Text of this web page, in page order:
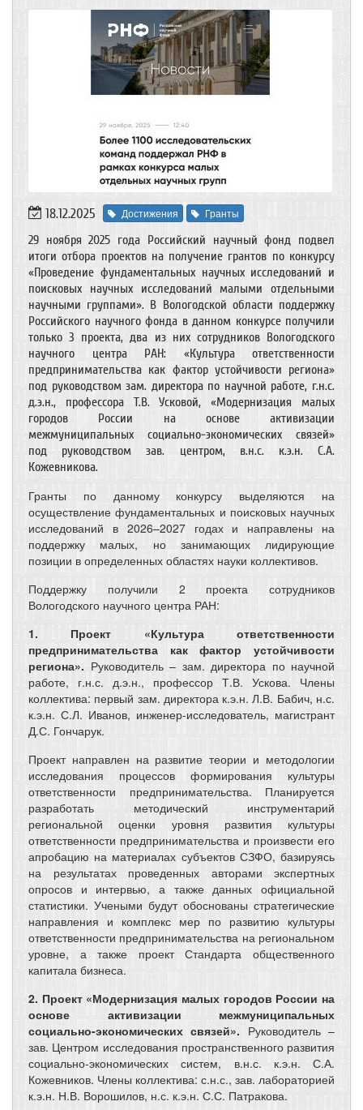
18.12.2025 Достижения Гранты
29 ноября 2025 года Российский научный фонд подвел
итоги отбора проектов на получение грантов по конкурсу
«Проведение фундаментальных научных исследований и
поисковых научных исследований малыми отдельными
научными группами». В Вологодской области поддержку
Российского научного фонда в данном конкурсе получили
только 3 проекта, два из них сотрудников Вологодского
научного центра РАН: «Культура ответственности
предпринимательства как фактор устойчивости региона»
под руководством зам. директора по научной работе, г.н.с.
д.э.н., профессора Т.В. Усковой, «Модернизация малых
городов России на основе активизации
межмуниципальных социально-экономических связей»
под руководством зав. центром, в.н.с. к.э.н. С.А.
Кожевникова.
Гранты по данному конкурсу выделяются на
осуществление фундаментальных и поисковых научных
исследований в 2026–2027 годах и направлены на
поддержку малых, но занимающих лидирующие
позиции в определенных областях науки коллективов.
Поддержку получили 2 проекта сотрудников
Вологодского научного центра РАН:
1. Проект «Культура ответственности
предпринимательства как фактор устойчивости
региона». Руководитель – зам. директора по научной
работе, г.н.с. д.э.н., профессор Т.В. Ускова. Члены
коллектива: первый зам. директора к.э.н. Л.В. Бабич, н.с.
к.э.н. С.Л. Иванов, инженер-исследователь, магистрант
Д.С. Гончарук.
Проект направлен на развитие теории и методологии
исследования процессов формирования культуры
ответственности предпринимательства. Планируется
разработать методический инструментарий
региональной оценки уровня развития культуры
ответственности предпринимательства и произвести его
апробацию на материалах субъектов СЗФО, базируясь
на результатах проведенных авторами экспертных
опросов и интервью, а также данных официальной
статистики. Учеными будут обоснованы стратегические
направления и комплекс мер по развитию культуры
ответственности предпринимательства на региональном
уровне, а также проект Стандарта общественного
капитала бизнеса.
2. Проект «Модернизация малых городов России на
основе активизации межмуниципальных
социально-экономических связей». Руководитель –
зав. Центром исследования пространственного развития
социально-экономических систем, в.н.с. к.э.н. С.А.
Кожевников. Члены коллектива: с.н.с., зав. лабораторией
к.э.н. Н.В. Ворошилов, н.с. к.э.н. С.С. Патракова.